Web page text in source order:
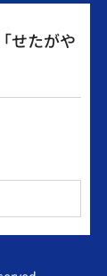
せたがや